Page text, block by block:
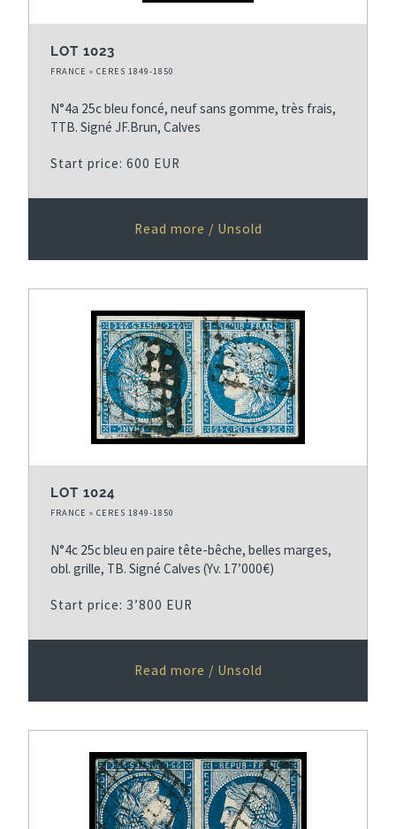
LOT 1023
FRANCE » CERES 1849-1850
N°4a 25c bleu foncé, neuf sans gomme, très frais,
TTB. Signé JF.Brun, Calves
Start price: 600 EUR
Read more / Unsold
LOT 1024
FRANCE » CERES 1849-1850
N°4c 25c bleu en paire tête-bêche, belles marges,
obl. grille, TB. Signé Calves (Yv. 17’000€)
Start price: 3’800 EUR
Read more / Unsold